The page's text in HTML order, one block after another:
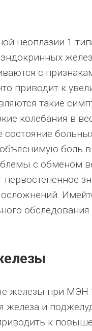
неоплазии 1
с
приводит к
такие
колебания в
боль в
с обменом
обследования
железы при МЭН
и
к